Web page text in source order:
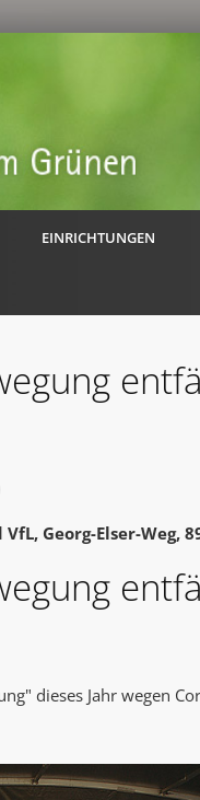
EINRICHTUNGEN
Georg-Elser-Weg,
dieses Jahr wegen